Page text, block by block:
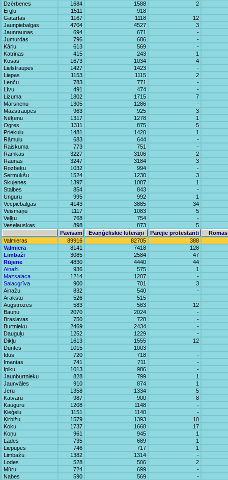
Dzērbenes
1684 1588
2
Ērgļu
1511 918
-
Gatartas
1167 1118
12
Jaunpiebalgas
4704 4527
3
Jaunraunas
694 671
-
Jumurdas
796 686
-
Kārļu
613 569
-
Katrinas
415 243
1
Kosas
1673 1034
4
Lielstraupes
1427 1423
-
Liepas
1153 1115
2
Lenču
783 771
-
Līvu
491 474
-
Lizuma
1802 1715
7
Mārsnenu
1305 1286
-
Mazstraupes
963 925
3
Nēķenu
1317 1278
1
Ogres
1311 875
5
Priekuļu
1481 1420
1
Rāmuļu
683 644
-
Raiskuma
773 751
-
Ramkas
3227 3106
2
Raunas
3247 3184
3
Rozbeķu
1032 994
-
Sermukšu
1524 1230
3
Skujenes
1397 1087
1
Stalbes
854 843
-
Unguru
995 992
1
Vecpiebalgas
4143 3885
34
Veismaņu
1117 1083
5
Veļķu
768 754
-
Veselauskas
898 873
5
Pāvisam
Evaņģēliskie luterāņi Pārējie protestanti
Valmieras
89916 82705
388
Valmiera
8141 7418
128
Limbaži
3085 2584
47
Rūjene
4830 4440
44
Ainaži
936 575
1
Mazsalaca
1214 1207
-
Salacgrīva
900 701
3
Ainažu
832 540
-
Arakstu
526 515
-
Augstrozes
583 563
12
Bauņu
2070 2024
-
Braslavas
750 728
-
Burtnieku
2469 2434
-
Dauguļu
1252 1229
-
Dikļu
1613 1555
12
Duntes
1015 1003
-
Idus
720 718
-
Imantas
741 711
-
Ipiķu
1013 986
-
Jaunburtnieku
828 799
1
Jaunvāles
910 874
1
Jeru
1358 1334
5
Katvaru
987 900
8
Kauguru
1208 1148
-
Ķieģeļu
1151 1140
-
Ķirbižu
1579 1393
10
Koku
1737 1668
17
Koņu
961 945
1
Lādes
735 689
1
Liepupes
746 717
1
Limbažu
1382 1314
-
Lodes
528 506
2
Mūru
724 699
-
Nabes
590 569
-